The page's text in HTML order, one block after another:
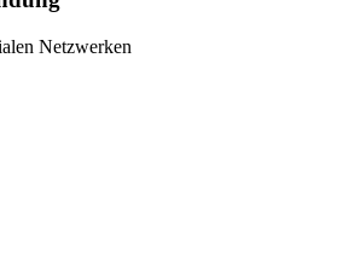
Netzwerken